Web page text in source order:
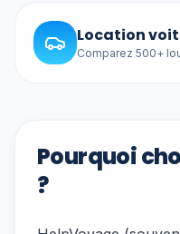
Location
Comparez 500+
Pourquoi
?